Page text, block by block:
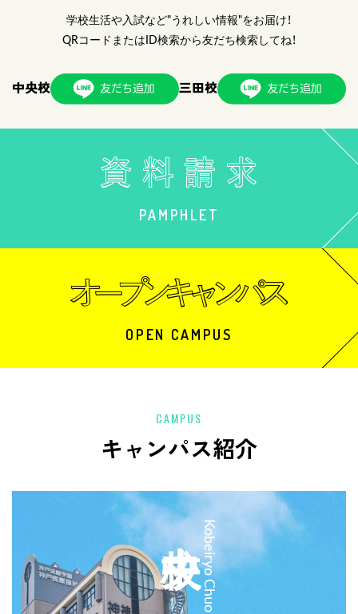
学校生活や入試など"うれしい情報"をお届け！
QRコードまたはID検索から友だち検索してね！
中央校 三田校
PAMPHLET
OPEN CAMPUS
CAMPUS
キャンパス紹介
Kobeiryo Chuo